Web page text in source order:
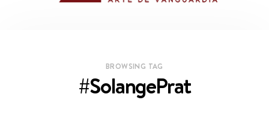
BROWSING TAG
#SolangePrat